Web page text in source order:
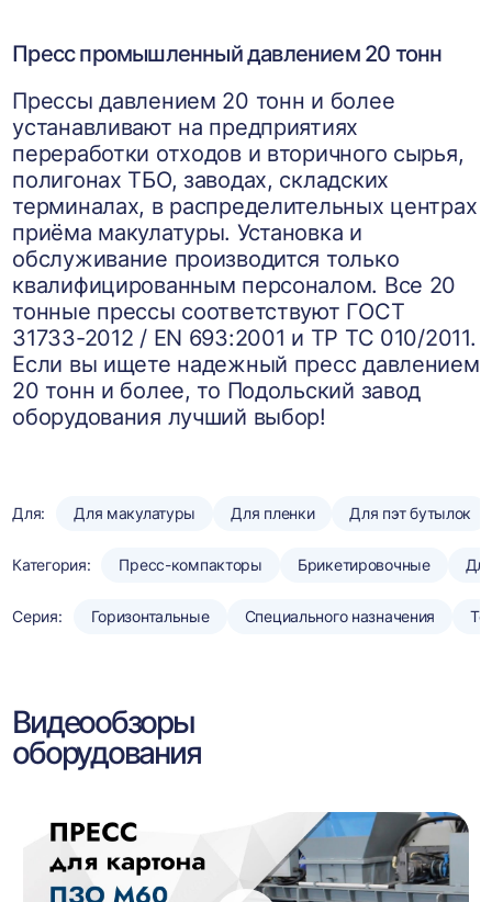
Пресс промышленный давлением 20 тонн
Прессы давлением 20 тонн и более
устанавливают на предприятиях
переработки отходов и вторичного сырья,
полигонах ТБО, заводах, складских
терминалах, в распределительных центрах
приёма макулатуры. Установка и
обслуживание производится только
квалифицированным персоналом. Все 20
тонные прессы соответствуют ГОСТ
31733-2012 / EN 693:2001 и ТР ТС 010/2011.
Если вы ищете надежный пресс давлением
20 тонн и более, то Подольский завод
оборудования лучший выбор!
Для: Для макулатуры Для пленки Для пэт бутылок
Категория: Пресс-компакторы Брикетировочные
Серия: Горизонтальные Специального назначения
Видеообзоры
оборудования